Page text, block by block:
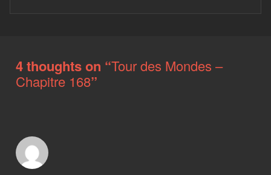
4 thoughts on “Tour des Mondes –
Chapitre 168”